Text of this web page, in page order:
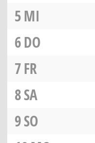
5MI
6DO
7FR
8SA
9SO